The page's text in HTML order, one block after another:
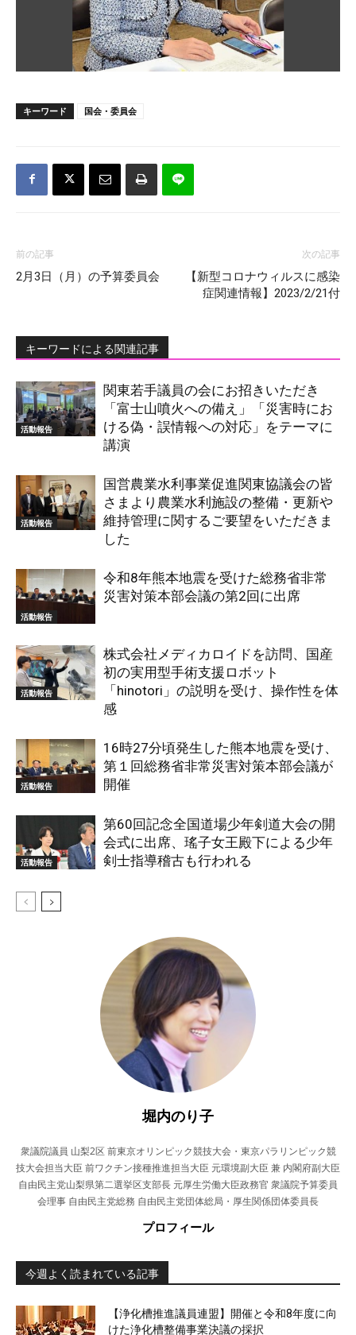
キーワード 国会・委員会
前の記事
2月3日（月）の予算委員会
次の記事
【新型コロナウィルスに感染
症関連情報】2023/2/21付
キーワードによる関連記事
活動報告
関東若手議員の会にお招きいただき
「富士山噴火への備え」「災害時にお
ける偽・誤情報への対応」をテーマに
講演
活動報告
国営農業水利事業促進関東協議会の皆
さまより農業水利施設の整備・更新や
維持管理に関するご要望をいただきま
した
活動報告
令和8年熊本地震を受けた総務省非常
災害対策本部会議の第2回に出席
活動報告
株式会社メディカロイドを訪問、国産
初の実用型手術支援ロボット
「hinotori」の説明を受け、操作性を体
感
活動報告
16時27分頃発生した熊本地震を受け、
第１回総務省非常災害対策本部会議が
開催
活動報告
第60回記念全国道場少年剣道大会の開
会式に出席、瑤子女王殿下による少年
剣士指導稽古も行われる
堀内のり子
衆議院議員 山梨2区 前東京オリンピック競技大会・東京パラリンピック競
技大会担当大臣 前ワクチン接種推進担当大臣 元環境副大臣 兼 内閣府副大臣
自由民主党山梨県第二選挙区支部長 元厚生労働大臣政務官 衆議院予算委員
会理事 自由民主党総務 自由民主党団体総局・厚生関係団体委員長
プロフィール
今週よく読まれている記事
【浄化槽推進議員連盟】開催と令和8年度に向
けた浄化槽整備事業決議の採択